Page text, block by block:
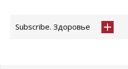
Subscribe. Здоровье